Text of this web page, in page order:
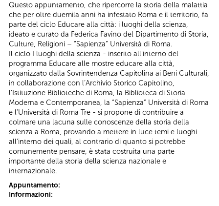
Questo appuntamento, che ripercorre la storia della malattia
che per oltre duemila anni ha infestato Roma e il territorio, fa
parte del ciclo Educare alla città: i luoghi della scienza,
ideato e curato da Federica Favino del Dipartimento di Storia,
Culture, Religioni – “Sapienza” Università di Roma.
Il ciclo I luoghi della scienza - inserito all’interno del
programma Educare alle mostre educare alla città,
organizzato dalla Sovrintendenza Capitolina ai Beni Culturali,
in collaborazione con l’Archivio Storico Capitolino,
l’Istituzione Biblioteche di Roma, la Biblioteca di Storia
Moderna e Contemporanea, la “Sapienza” Università di Roma
e l’Università di Roma Tre - si propone di contribuire a
colmare una lacuna sulle conoscenze della storia della
scienza a Roma, provando a mettere in luce temi e luoghi
all’interno dei quali, al contrario di quanto si potrebbe
comunemente pensare, è stata costruita una parte
importante della storia della scienza nazionale e
internazionale.
Appuntamento:
Informazioni: